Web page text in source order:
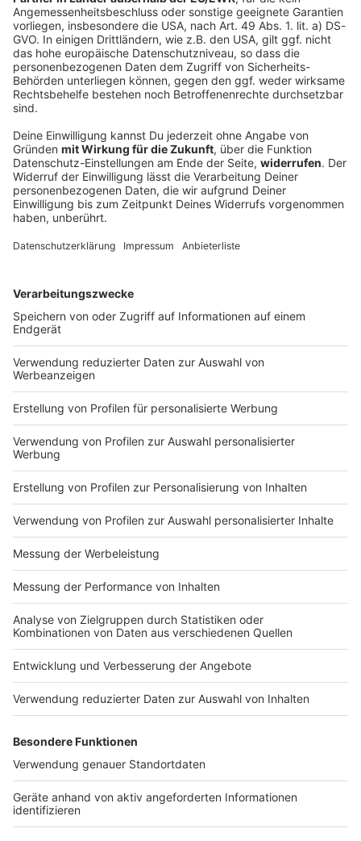
Schweinestall brennt – alle 1.600 Schweine
tot
Feueralarm im Landkreis Aichach-Friedberg: Ein Stall
gerettet werden.
DEINE GEMERKTEN ARTIKEL
Du hast dir noch keine Artikel gemerkt
Markiere sie hierfür mit einem
Impressum
Nutzungsbedingungen
Jobs
Presse
Werben
Archiv
ANTENNE BAYERN GROUP
Stiftung ANTENNE BAYERN
hilft
Kontakt
Studio-Hotline
Verkehrs-Hotline
Newsletter